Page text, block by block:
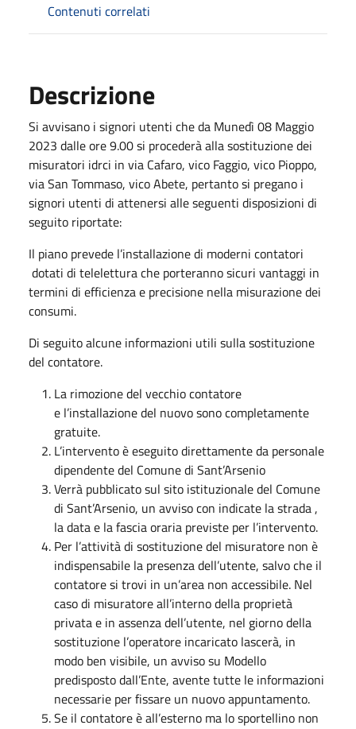
Contenuti correlati
Descrizione
Si avvisano i signori utenti che da Munedì 08 Maggio
2023 dalle ore 9.00 si procederà alla sostituzione dei
misuratori idrci in via Cafaro, vico Faggio, vico Pioppo,
via San Tommaso, vico Abete, pertanto si pregano i
signori utenti di attenersi alle seguenti disposizioni di
seguito riportate:
Il piano prevede l’installazione di moderni contatori
dotati di telelettura che porteranno sicuri vantaggi in
termini di efficienza e precisione nella misurazione dei
consumi.
Di seguito alcune informazioni utili sulla sostituzione
del contatore.
La rimozione del vecchio contatore
e l’installazione del nuovo sono completamente
gratuite.
L’intervento è eseguito direttamente da personale
dipendente del Comune di Sant’Arsenio
Verrà pubblicato sul sito istituzionale del Comune
di Sant’Arsenio, un avviso con indicate la strada ,
la data e la fascia oraria previste per l’intervento.
Per l’attività di sostituzione del misuratore non è
indispensabile la presenza dell’utente, salvo che il
contatore si trovi in un’area non accessibile. Nel
caso di misuratore all’interno della proprietà
privata e in assenza dell’utente, nel giorno della
sostituzione l’operatore incaricato lascerà, in
modo ben visibile, un avviso su Modello
predisposto dall’Ente, avente tutte le informazioni
necessarie per fissare un nuovo appuntamento.
Se il contatore è all’esterno ma lo sportellino non